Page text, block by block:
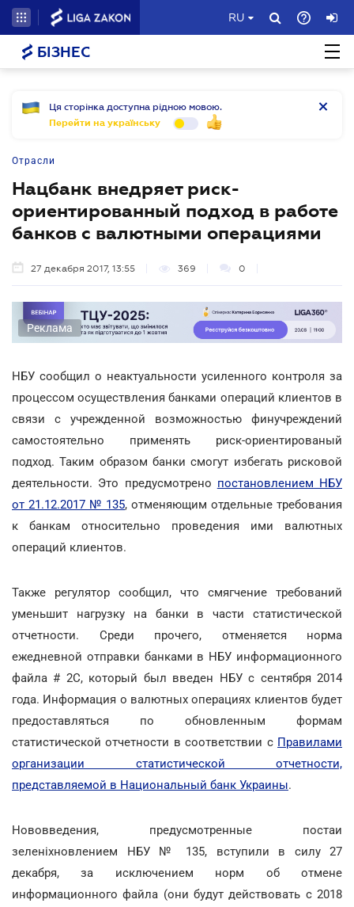
RU
БІЗНЕС
Ця сторінка доступна рідною мовою.
Перейти на українську
Отрасли
Нацбанк внедряет риск-
ориентированный подход в работе
банков с валютными операциями
27 декабря 2017, 13:55 369 0
Реклама
НБУ сообщил о неактуальности усиленного контроля за
процессом осуществления банками операций клиентов в
связи с учрежденной возможностью финучреждений
самостоятельно применять риск-ориентированый
подход. Таким образом банки смогут избегать рисковой
деятельности. Это предусмотрено постановлением НБУ
от 21.12.2017 № 135, отменяющим отдельные требования
к банкам относительно проведения ими валютных
операций клиентов.
Также регулятор сообщил, что смягчение требований
уменьшит нагрузку на банки в части статистической
отчетности. Среди прочего, отменяется норма
ежедневной отправки банками в НБУ информационного
файла # 2C, который был введен НБУ с сентября 2014
года. Информация о валютных операциях клиентов будет
предоставляться по обновленным формам
статистической отчетности в соответствии с Правилами
организации статистической отчетности,
представляемой в Национальный банк Украины.
Нововведения, предусмотренные постаи
зеленіхновлением НБУ № 135, вступили в силу 27
декабря, за исключением норм об отмене
информационного файла (они будут действовать с 2018